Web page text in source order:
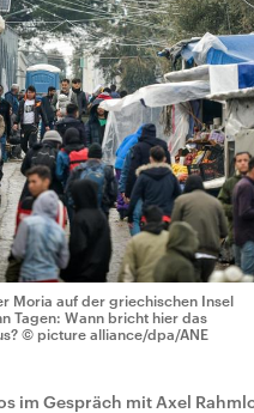
Moria auf der griechischen Insel
Tagen: Wann bricht hier das
© picture alliance/dpa/ANE
im Gespräch mit Axel